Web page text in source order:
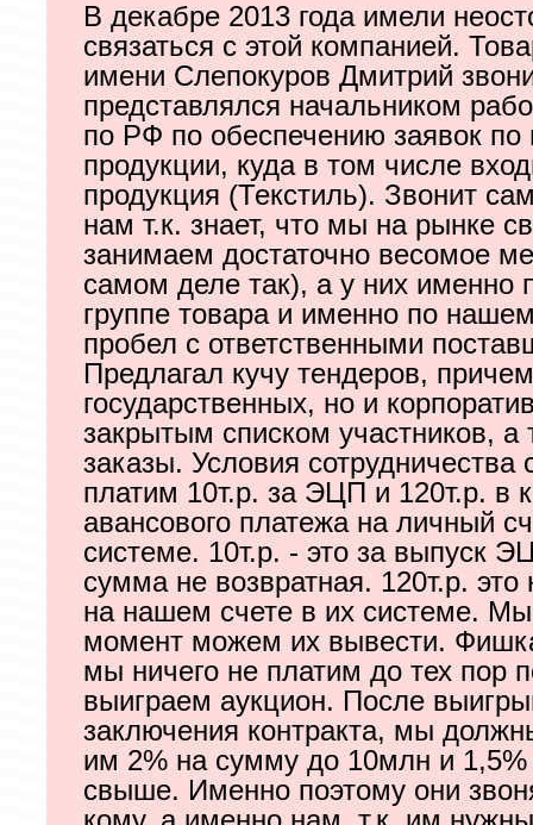
В декабре 2013 года имели
связаться с этой компанией.
имени Слепокуров Дмитрий
представлялся начальником
по РФ по обеспечению заявок по
продукции, куда в том числе
продукция (Текстиль). Звонит
нам т.к. знает, что мы на рынке
занимаем достаточно весомое
самом деле так), а у них именно
группе товара и именно по
пробел с ответственными
Предлагал кучу тендеров,
государственных, но и
закрытым списком участников,
заказы. Условия
платим 10т.р. за ЭЦП и 120т.р. в
авансового платежа на личный
системе. 10т.р. - это за выпуск
сумма не возвратная. 120т.р.
на нашем счете в их системе.
момент можем их вывести.
мы ничего не платим до тех пор
выиграем аукцион. После
заключения контракта, мы
им 2% на сумму до 10млн и
свыше. Именно поэтому они